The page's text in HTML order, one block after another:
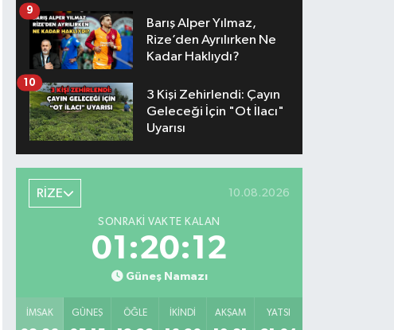
Barış Alper Yılmaz,
Rize’den Ayrılırken Ne
Kadar Haklıydı?
9
3 Kişi Zehirlendi: Çayın
Geleceği İçin "Ot İlacı"
Uyarısı
10
RİZE 10.08.2026
SONRAKI VAKTE KALAN
01:20:11
Güneş Namazı
İMSAK GÜNEŞ ÖĞLE İKINDI AKŞAM YATSI